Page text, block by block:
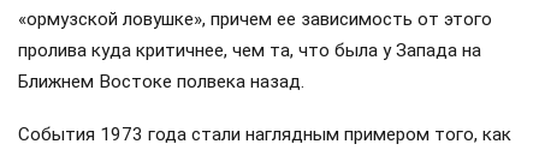
«ормузской ловушке», причем ее зависимость от этого
пролива куда критичнее, чем та, что была у Запада на
Ближнем Востоке полвека назад.
События 1973 года стали наглядным примером того, как